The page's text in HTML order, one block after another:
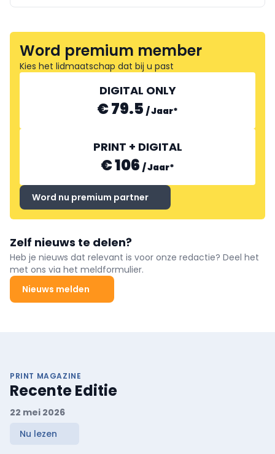
Word premium member
Kies het lidmaatschap dat bij u past
DIGITAL ONLY
€ 79.5 /Jaar*
PRINT + DIGITAL
€ 106 /Jaar*
Word nu premium partner
Zelf nieuws te delen?
Heb je nieuws dat relevant is voor onze redactie? Deel het
met ons via het meldformulier.
Nieuws melden
PRINT MAGAZINE
Recente Editie
22 mei 2026
Nu lezen